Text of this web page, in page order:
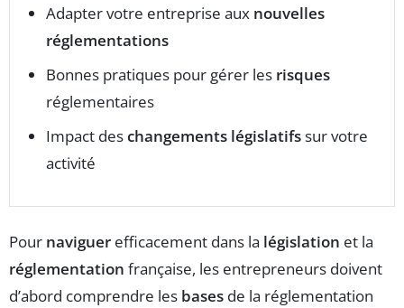
Adapter votre entreprise aux nouvelles
réglementations
Bonnes pratiques pour gérer les risques
réglementaires
Impact deschangements législatifssur votre
activité
Pour naviguer efficacement dans la législation et la
réglementation française, les entrepreneurs doivent
d’abord comprendre les bases de la réglementation